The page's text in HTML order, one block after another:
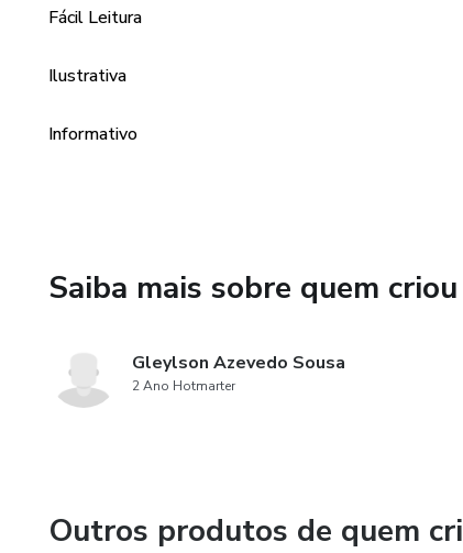
Fácil Leitura
Ilustrativa
Informativo
Saiba mais sobre quem
Gleylson Azevedo Sousa
2 Ano Hotmarter
Outros produtos de quem